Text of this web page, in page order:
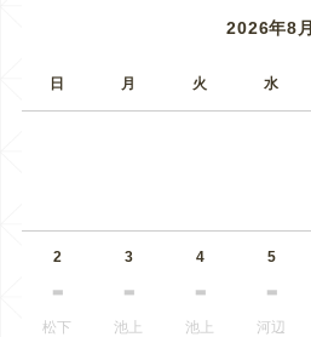
2026年8月
日 月 火 水
2
松下
3
池上
4
池上
5
河辺